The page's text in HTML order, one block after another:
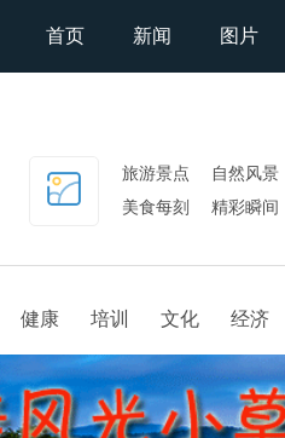
首页 新闻 图片
旅游景点
自然风景
美食每刻
精彩瞬间
健康 培训 文化 经济